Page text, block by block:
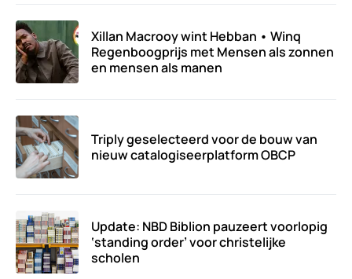
Xillan Macrooy wint Hebban • Winq
Regenboogprijs met Mensen als zonnen
en mensen als manen
Triply geselecteerd voor de bouw van
nieuw catalogiseerplatform OBCP
Update: NBD Biblion pauzeert voorlopig
‘standing order’ voor christelijke
scholen